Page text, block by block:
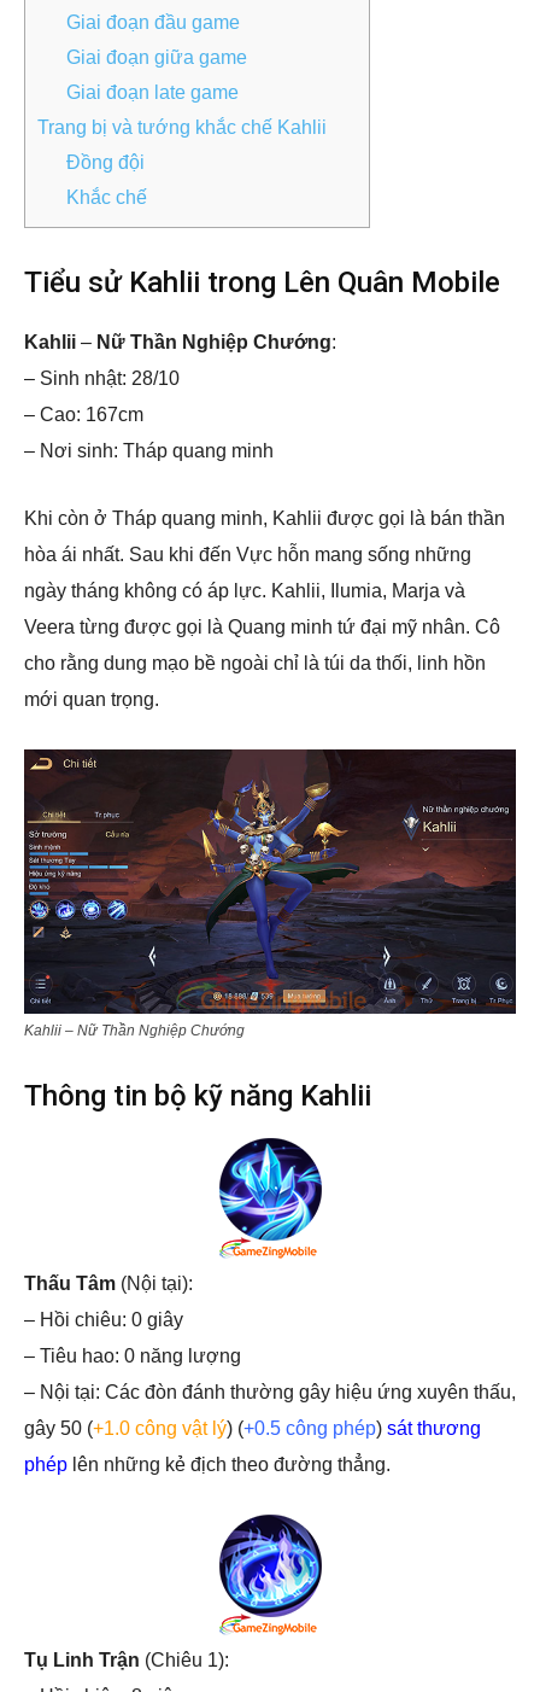
Giai đoạn đầu game
Giai đoạn giữa game
Giai đoạn late game
Trang bị và tướng khắc chế Kahlii
Đồng đội
Khắc chế
Tiểu sử Kahlii trong Lên Quân Mobile
Kahlii – Nữ Thần Nghiệp Chướng:
– Sinh nhật: 28/10
– Cao: 167cm
– Nơi sinh: Tháp quang minh
Khi còn ở Tháp quang minh, Kahlii được gọi là bán thần
hòa ái nhất. Sau khi đến Vực hỗn mang sống những
ngày tháng không có áp lực. Kahlii, Ilumia, Marja và
Veera từng được gọi là Quang minh tứ đại mỹ nhân. Cô
cho rằng dung mạo bề ngoài chỉ là túi da thối, linh hồn
mới quan trọng.
Kahlii – Nữ Thần Nghiệp Chướng
Thông tin bộ kỹ năng Kahlii
Thấu Tâm (Nội tại):
– Hồi chiêu: 0 giây
– Tiêu hao: 0 năng lượng
– Nội tại: Các đòn đánh thường gây hiệu ứng xuyên thấu,
gây 50 (+1.0 công vật lý) (+0.5 công phép) sát thương
phép lên những kẻ địch theo đường thẳng.
Tụ Linh Trận (Chiêu 1):